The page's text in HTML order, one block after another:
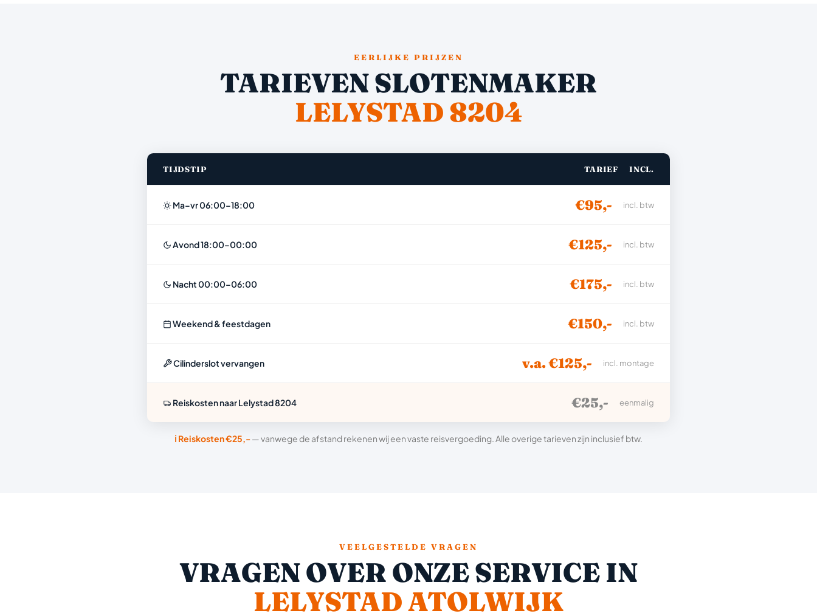
EERLIJKE PRIJZEN
TARIEVEN SLOTENMAKER
LELYSTAD 8204
TIJDSTIP TARIEF INCL.
Ma–vr 06:00–18:00 €95,- incl. btw
Avond 18:00–00:00 €125,- incl. btw
Nacht 00:00–06:00 €175,- incl. btw
Weekend & feestdagen €150,- incl. btw
Cilinderslot vervangen v.a. €125,- incl. montage
Reiskosten naar Lelystad 8204 €25,- eenmalig
ℹ️ Reiskosten €25,-— vanwege de afstand rekenen wij een vaste reisvergoeding. Alle overige tarieven zijn inclusief btw.
VEELGESTELDE VRAGEN
VRAGEN OVER ONZE SERVICE IN
LELYSTAD ATOLWIJK